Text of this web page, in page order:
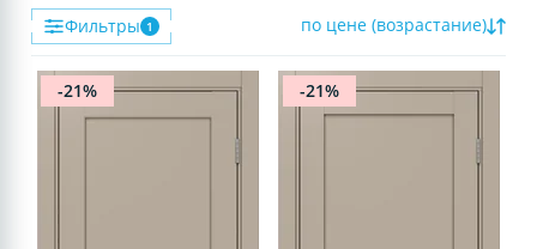
Фильтры 1 по цене (возрастание)
-21% -21%